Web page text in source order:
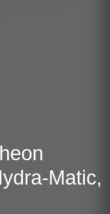
Matic,